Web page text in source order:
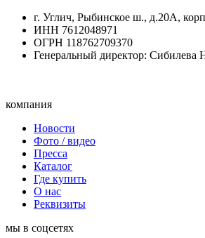
г. Углич, Рыбинское ш., д.20А,
ИНН 7612048971
ОГРН 118762709370
Генеральный директор: Сибилева
компания
Новости
Фото / видео
Пресса
Каталог
Где купить
О нас
Реквизиты
мы в соцсетях